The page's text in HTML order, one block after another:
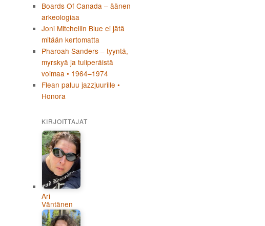
Boards Of Canada – äänen
arkeologiaa
Joni Mitchellin Blue ei jätä
mitään kertomatta
Pharoah Sanders – tyyntä,
myrskyä ja tuliperäistä
voimaa • 1964–1974
Flean paluu jazzjuurille •
Honora
KIRJOITTAJAT
Ari
Väntänen